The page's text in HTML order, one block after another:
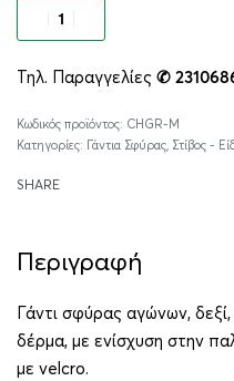
Τηλ. Παραγγελίες ✆
CHGR-M
Κατηγορίες: Γάντια Σφύρας Στίβος -
SHARE
Περιγραφή
Γάντι σφύρας αγώνων,
δέρμα, με ενίσχυση στην
με velcro.